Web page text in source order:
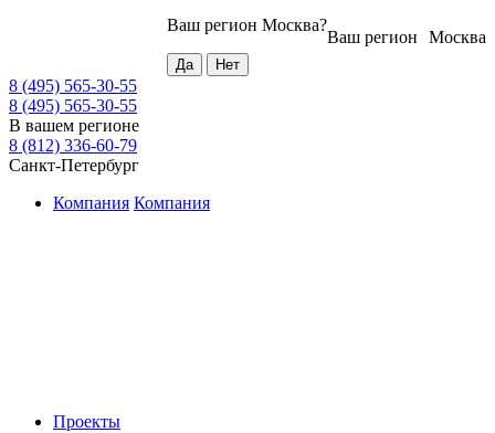
Москва
Ваш регион
Ваш регион Москва?
8 (495) 565-30-55
8 (495) 565-30-55
В вашем регионе
8 (812) 336-60-79
Санкт-Петербург
Компания Компания
Проекты